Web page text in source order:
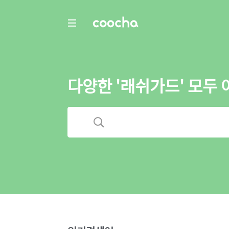
COOCHA
다양한 '래쉬가드' 모두